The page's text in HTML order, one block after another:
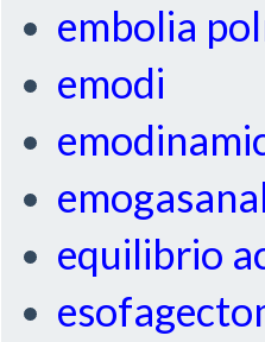
embolia
emodi
equilibrio